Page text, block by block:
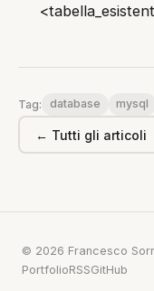
Tag: database mysql
← Tutti gli articoli
© 2026 Francesco
PortfolioRSSGitHub